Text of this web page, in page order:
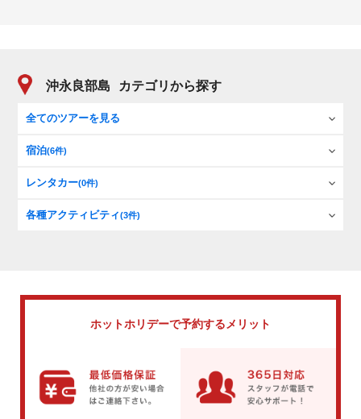
沖永良部島 カテゴリから探す
全てのツアーを見る
宿泊(6件)
レンタカー(0件)
各種アクティビティ(3件)
ホットホリデーで予約するメリット